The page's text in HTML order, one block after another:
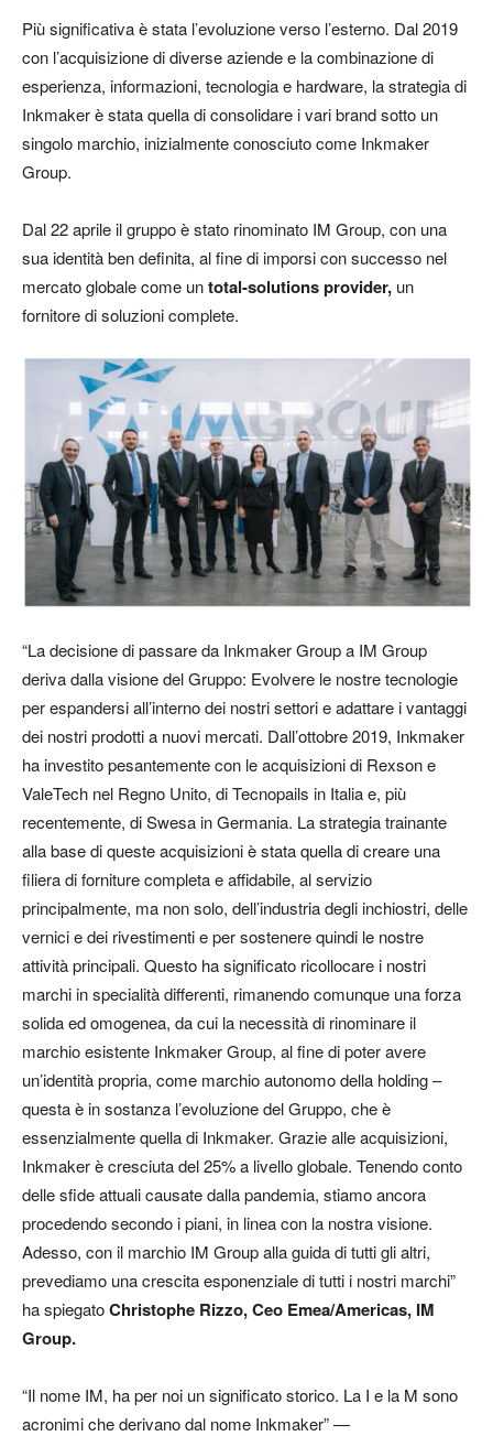
Più significativa è stata l’evoluzione verso l’esterno. Dal 2019
con l’acquisizione di diverse aziende e la combinazione di
esperienza, informazioni, tecnologia e hardware, la strategia di
Inkmaker è stata quella di consolidare i vari brand sotto un
singolo marchio, inizialmente conosciuto come Inkmaker
Group.
Dal 22 aprile il gruppo è stato rinominato IM Group, con una
sua identità ben definita, al fine di imporsi con successo nel
mercato globale come untotal-solutions provider, un
fornitore di soluzioni complete.
“La decisione di passare da Inkmaker Group a IM Group
deriva dalla visione del Gruppo: Evolvere le nostre tecnologie
per espandersi all’interno dei nostri settori e adattare i vantaggi
dei nostri prodotti a nuovi mercati. Dall’ottobre 2019, Inkmaker
ha investito pesantemente con le acquisizioni di Rexson e
ValeTech nel Regno Unito, di Tecnopails in Italia e, più
recentemente, di Swesa in Germania. La strategia trainante
alla base di queste acquisizioni è stata quella di creare una
filiera di forniture completa e affidabile, al servizio
principalmente, ma non solo, dell’industria degli inchiostri, delle
vernici e dei rivestimenti e per sostenere quindi le nostre
attività principali. Questo ha significato ricollocare i nostri
marchi in specialità differenti, rimanendo comunque una forza
solida ed omogenea, da cui la necessità di rinominare il
marchio esistente Inkmaker Group, al fine di poter avere
un’identità propria, come marchio autonomo della holding –
questa è in sostanza l’evoluzione del Gruppo, che è
essenzialmente quella di Inkmaker. Grazie alle acquisizioni,
Inkmaker è cresciuta del 25% a livello globale. Tenendo conto
delle sfide attuali causate dalla pandemia, stiamo ancora
procedendo secondo i piani, in linea con la nostra visione.
Adesso, con il marchio IM Group alla guida di tutti gli altri,
prevediamo una crescita esponenziale di tutti i nostri marchi”
ha spiegatoChristophe Rizzo, Ceo Emea/Americas, IM
Group.
“Il nome IM, ha per noi un significato storico. La I e la M sono
acronimi che derivano dal nome Inkmaker” —